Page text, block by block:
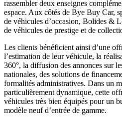
rassembler deux enseignes
espace. Aux côtés de Bye Buy Car,
de véhicules d’occasion, Bolides &
de véhicules de prestige et de
Les clients bénéficient ainsi d’une
l’estimation de leur véhicule, la
360°, la diffusion des annonces sur
nationales, des solutions de
formalités administratives. Dans un
particulièrement dynamique, cette
véhicules très bien équipés pour un
modèle neuf d’entrée de gamme.